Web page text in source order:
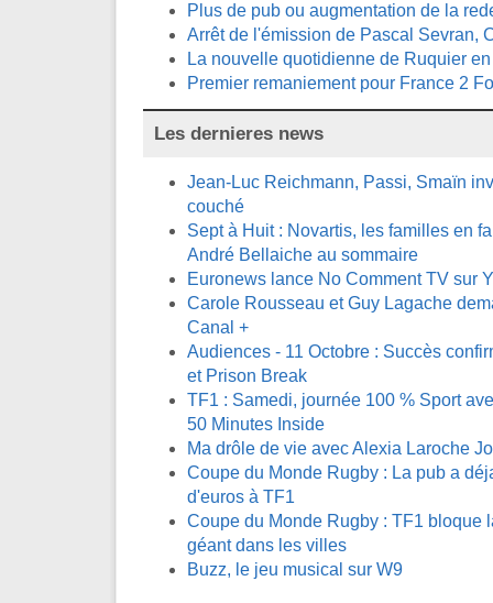
Plus de pub ou augmentation de la
Arrêt de l'émission de Pascal Sevran,
La nouvelle quotidienne de Ruquier
Premier remaniement pour France 2
Les dernieres news
Jean-Luc Reichmann, Passi, Smaïn
couché
Sept à Huit : Novartis, les familles en
André Bellaiche au sommaire
Euronews lance No Comment TV sur
Carole Rousseau et Guy Lagache
Canal +
Audiences - 11 Octobre : Succès
et Prison Break
TF1 : Samedi, journée 100 % Sport
50 Minutes Inside
Ma drôle de vie avec Alexia Laroche
Coupe du Monde Rugby : La pub a
d'euros à TF1
Coupe du Monde Rugby : TF1 bloque
géant dans les villes
Buzz, le jeu musical sur W9